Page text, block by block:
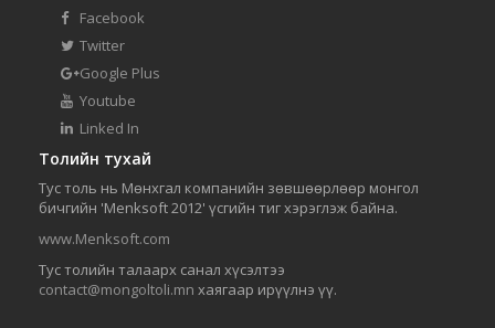
Facebook
Twitter
Google Plus
Youtube
Linked In
Толийн тухай
Тус толь нь Мөнхгал компанийн зөвшөөрлөөр монгол
бичгийн 'Menksoft 2012' үсгийн тиг хэрэглэж байна.
www.Menksoft.com
Тус толийн талаарх санал хүсэлтээ
contact@mongoltoli.mn хаягаар ирүүлнэ үү.